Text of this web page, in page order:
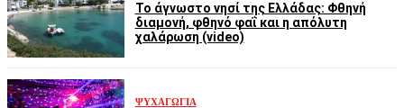
Το άγνωστο νησί της Ελλάδας: Φθηνή
διαμονή, φθηνό φαΐ και η απόλυτη
χαλάρωση (video)
ΨΥΧΑΓΩΓΊΑ